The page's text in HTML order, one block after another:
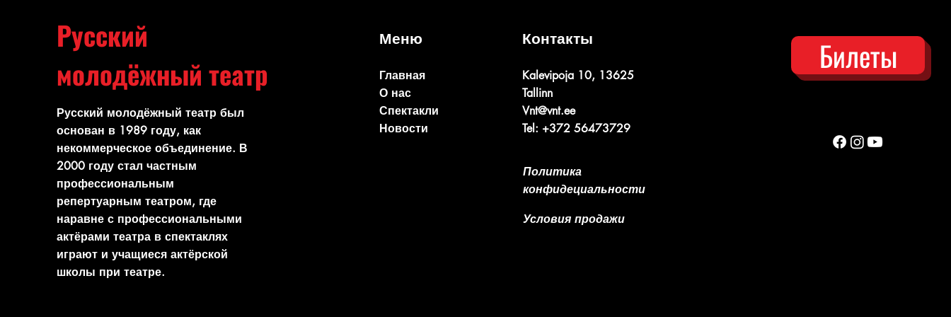
Русский
молодёжный театр
Русский молодёжный театр был
основан в 1989 году, как
некоммерческое объединение. В
2000 году стал частным
профессиональным
репертуарным театром, где
наравне с профессиональными
актёрами театра в спектаклях
играют и учащиеся актёрской
школы при театре.
Меню
Главная
О нас
Спектакли
Новости
Контакты
Kalevipoja 10, 13625
Tallinn
Vnt@vnt.ee
Tel: +372 56473729
Политика
конфидециальности
Условия продажи
Билеты